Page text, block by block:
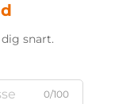
snart.
0/100